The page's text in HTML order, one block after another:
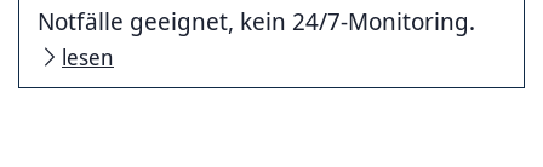
Notfälle geeignet, kein 24/7-Monitoring.
lesen